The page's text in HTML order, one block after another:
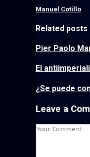
Manuel Cotillo
Related posts
Pier Paolo
El
¿Se puede
Leave a